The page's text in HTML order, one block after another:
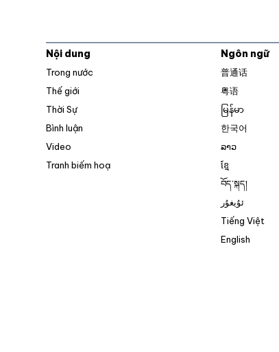
Nội dung
Trong nước
Thế giới
Thời Sự
Bình luận
Video
Tranh biếm hoạ
Ngôn ngữ
普通话
粤语
မြန်မာ
한국어
ລາວ
ខ្មែ
བོད་སྐད།
ئۇيغۇر
Tiếng Việt
English